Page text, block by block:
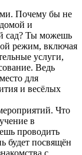
Почему бы не
и
сад? Ты можешь
режим, включая
услуги,
Ведь
для
и весёлых
Что
в
проводить
будет посвящён
с